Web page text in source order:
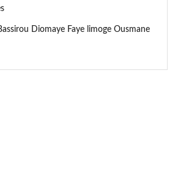
Diomaye Faye limoge Ousmane